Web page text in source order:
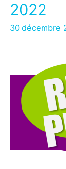
2022
30 décembre